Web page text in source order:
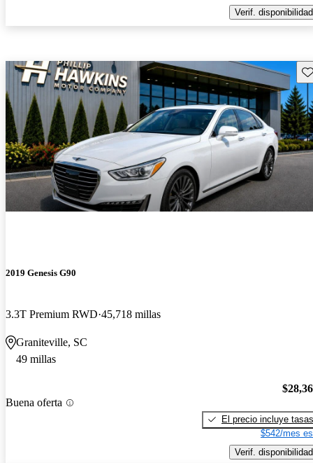
Verif. disponibilidad
2019 Genesis G90
3.3T Premium RWD 45,718 millas
Graniteville, SC
49 millas
Buena oferta
El precio incluye tasas
$542/mes
Verif. disponibilidad